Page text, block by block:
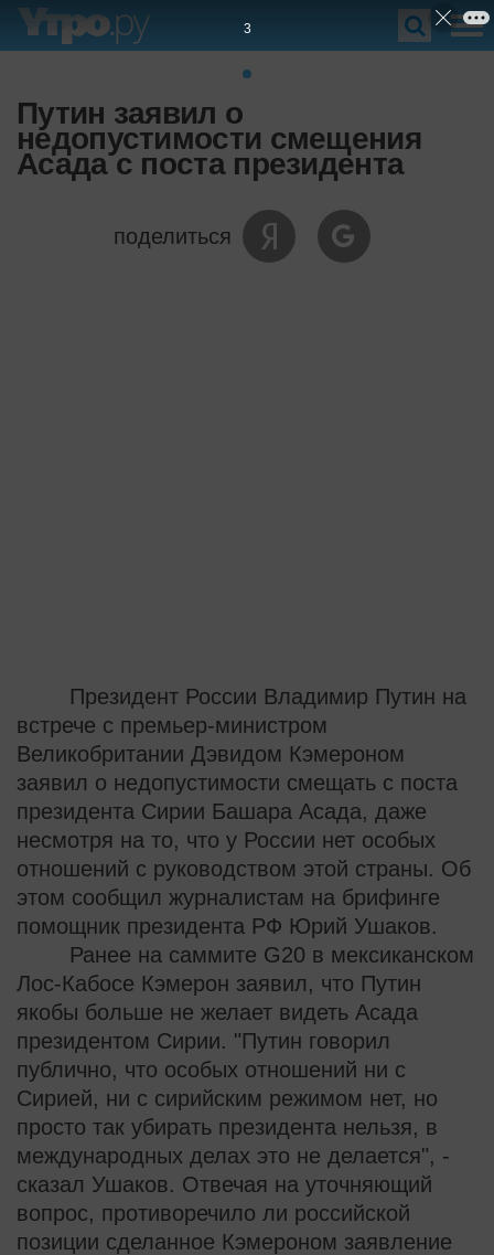
Путин заявил о
недопустимости смещения
Асада с поста президента
поделиться
Президент России Владимир Путин на
встрече с премьер-министром
Великобритании Дэвидом Кэмероном
заявил о недопустимости смещать с поста
президента Сирии Башара Асада, даже
несмотря на то, что у России нет особых
отношений с руководством этой страны. Об
этом сообщил журналистам на брифинге
помощник президента РФ Юрий Ушаков.
Ранее на саммите G20 в мексиканском
Лос-Кабосе Кэмерон заявил, что Путин
якобы больше не желает видеть Асада
президентом Сирии. "Путин говорил
публично, что особых отношений ни с
Сирией, ни с сирийским режимом нет, но
просто так убирать президента нельзя, в
международных делах это не делается", -
сказал Ушаков. Отвечая на уточняющий
вопрос, противоречило ли российской
позиции сделанное Кэмероном заявление
3